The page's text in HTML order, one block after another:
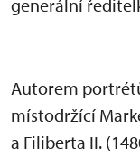
generální
Autorem
místodržící
a Filiberta II.